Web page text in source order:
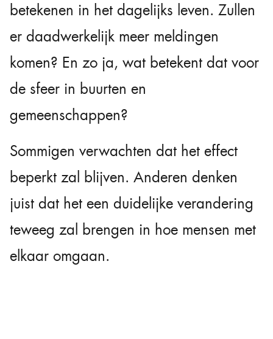
betekenen in het dagelijks leven. Zullen
er daadwerkelijk meer meldingen
komen? En zo ja, wat betekent dat voor
de sfeer in buurten en
gemeenschappen?
Sommigen verwachten dat het effect
beperkt zal blijven. Anderen denken
juist dat het een duidelijke verandering
teweeg zal brengen in hoe mensen met
elkaar omgaan.